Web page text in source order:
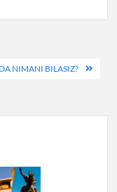
NIMANI BILASIZ?